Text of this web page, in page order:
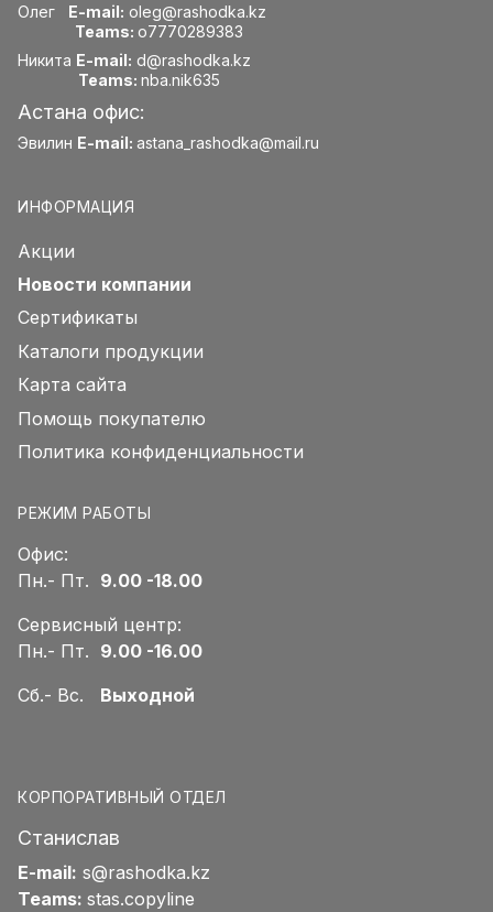
Олег E-mail: oleg@rashodka.kz
Teams: o7770289383
Никита E-mail: d@rashodka.kz
Teams: nba.nik635
Астана офис:
Эвилин E-mail: astana_rashodka@mail.ru
ИНФОРМАЦИЯ
Акции
Новости компании
Сертификаты
Каталоги продукции
Карта сайта
Помощь покупателю
Политика конфиденциальности
РЕЖИМ РАБОТЫ
Офис:
Пн.- Пт. 9.00 -18.00
Сервисный центр:
Пн.- Пт. 9.00 -16.00
Сб.- Вс. Выходной
КОРПОРАТИВНЫЙ ОТДЕЛ
Станислав
E-mail: s@rashodka.kz
Teams: stas.copyline